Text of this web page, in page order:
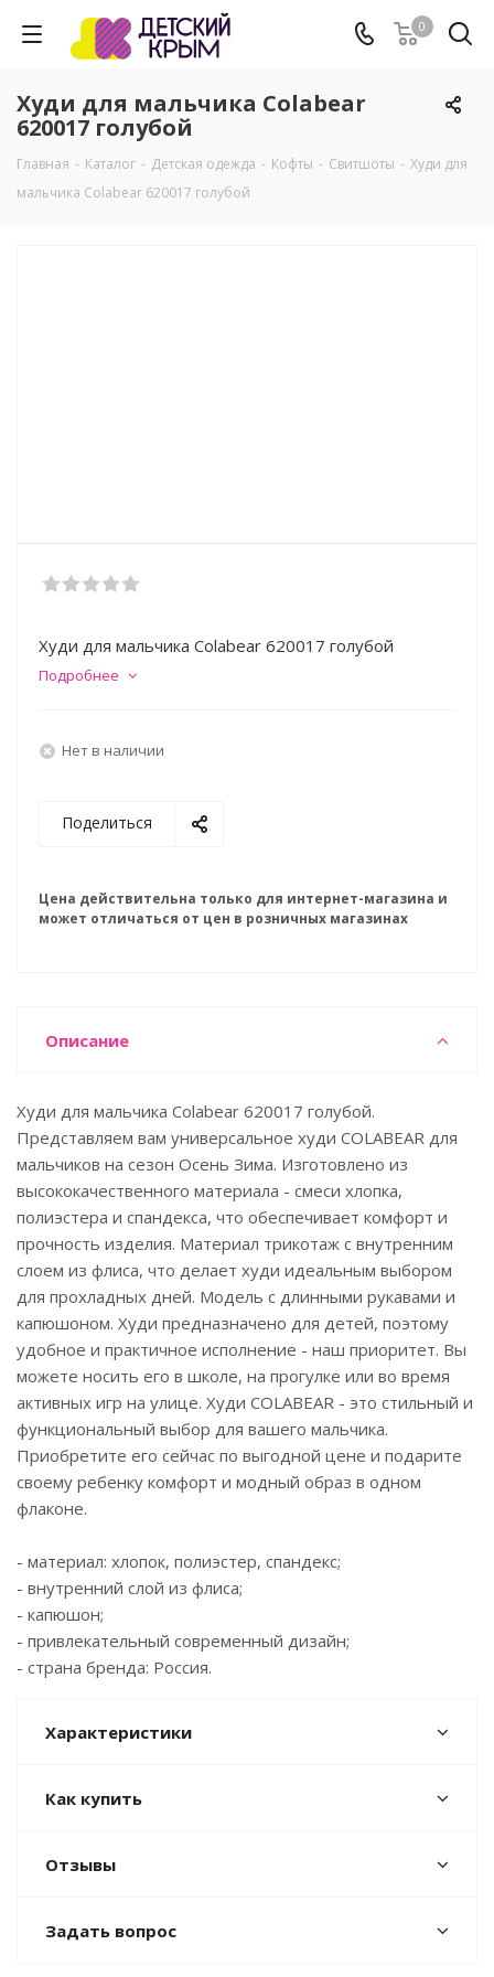
0
Худи для мальчика Colabear
620017 голубой
Главная - Каталог - Детская одежда - Кофты - Свитшоты - Худи для
мальчика Colabear 620017 голубой
Худи для мальчика Colabear 620017 голубой
Подробнее
Нет в наличии
Поделиться
Цена действительна только для интернет-магазина и
может отличаться от цен в розничных магазинах
Описание
Худи для мальчика Colabear 620017 голубой.
Представляем вам универсальное худи COLABEAR для
мальчиков на сезон Осень Зима. Изготовлено из
высококачественного материала - смеси хлопка,
полиэстера и спандекса, что обеспечивает комфорт и
прочность изделия. Материал трикотаж с внутренним
слоем из флиса, что делает худи идеальным выбором
для прохладных дней. Модель с длинными рукавами и
капюшоном. Худи предназначено для детей, поэтому
удобное и практичное исполнение - наш приоритет. Вы
можете носить его в школе, на прогулке или во время
активных игр на улице. Худи COLABEAR - это стильный и
функциональный выбор для вашего мальчика.
Приобретите его сейчас по выгодной цене и подарите
своему ребенку комфорт и модный образ в одном
флаконе.
- материал: хлопок, полиэстер, спандекс;
- внутренний слой из флиса;
- капюшон;
- привлекательный современный дизайн;
- страна бренда: Россия.
Характеристики
Как купить
Отзывы
Задать вопрос